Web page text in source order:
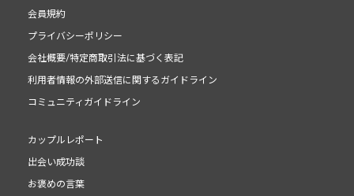
会員規約
プライバシーポリシー
会社概要/特定商取引法に基づく表記
利用者情報の外部送信に関するガイドライン
コミュニティガイドライン
カップルレポート
出会い成功談
お褒めの言葉